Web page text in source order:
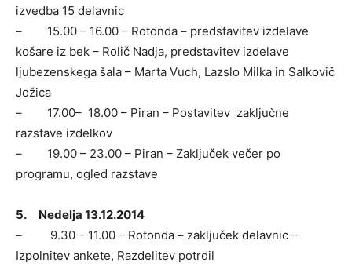
izvedba 15 delavnic
– 15.00 – 16.00 – Rotonda – predstavitev izdelave
košare iz bek – Rolič Nadja, predstavitev izdelave
ljubezenskega šala – Marta Vuch, Lazslo Milka in Salkovič
Jožica
– 17.00– 18.00 – Piran – Postavitev zaključne
razstave izdelkov
– 19.00 – 23.00 – Piran – Zaključek večer po
programu, ogled razstave
5. Nedelja 13.12.2014
– 9.30 – 11.00 – Rotonda – zaključek delavnic –
Izpolnitev ankete, Razdelitev potrdil